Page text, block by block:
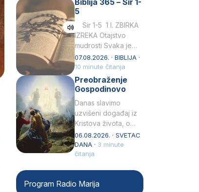
rođenjem Grk.
Obnovio je odnose s
afričkim…
Biblija 365 – Sir 1-
5
Sir 1-5 1 I. ZBIRKA
IZREKA Otajstvo
mudrosti Svaka je
mudrost od Gospoda
i s njime je dovijeka.2
Tko će…
07.08.2026. · BIBLIJA ·
10 minute čitanja
Preobraženje
Gospodinovo
Danas slavimo
uzvišeni događaj iz
Kristova života, o
kojem nas izvješćuju
evanđelisti Matej,
Marko i Luka te sveti
06.08.2026. · SVETAC
DANA · 3 minute
čitanja
Program Radio Marija